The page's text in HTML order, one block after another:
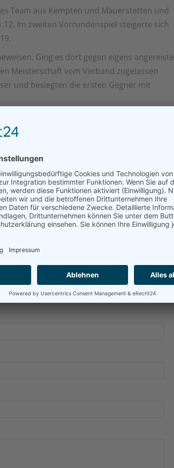
Team aus Kempten und Mauerstetten und
Im zweiten Vorrundenspiel steigerte sich
Ging es dort gegen eigens angereiste
Meisterschaft vom Verband zugelassen
und besiegten die ersten Gegner mit
Gruppe gegenüber. In einem spannenden
mit
Portion Coolness. Mit 21:19 sicherten
im Beach-Volleyball.
am 01./02. Juli in Schwandorf.
GESCHRIEBEN.
Felder sind mit*markiert.